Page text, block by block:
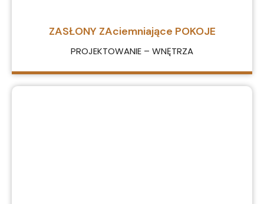
ZASŁONY ZAciemniające POKOJE
PROJEKTOWANIE – WNĘTRZA